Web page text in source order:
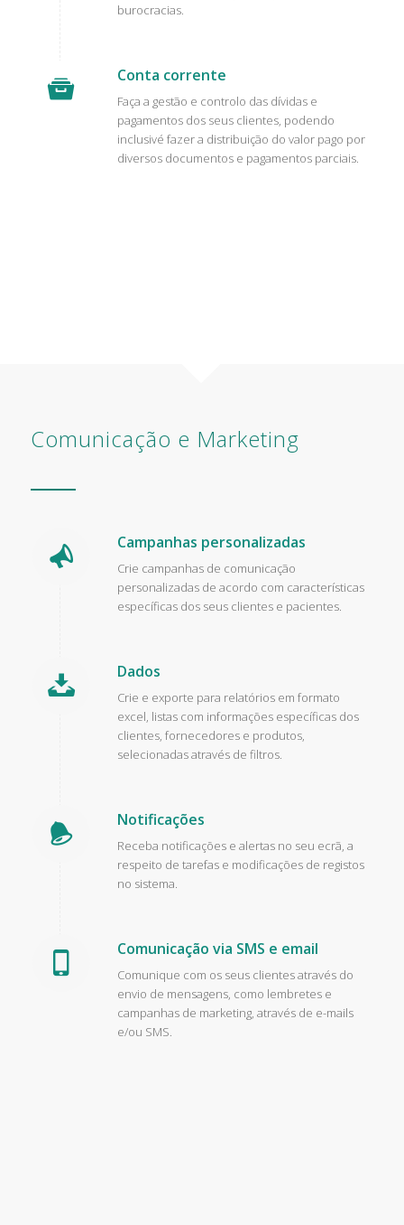
burocracias.
Conta corrente
Faça a gestão e controlo das dívidas e
pagamentos dos seus clientes, podendo
inclusivé fazer a distribuição do valor pago por
diversos documentos e pagamentos parciais.
Comunicação e Marketing
Campanhas personalizadas
Crie campanhas de comunicação
personalizadas de acordo com características
específicas dos seus clientes e pacientes.
Dados
Crie e exporte para relatórios em formato
excel, listas com informações específicas dos
clientes, fornecedores e produtos,
selecionadas através de filtros.
Notificações
Receba notificações e alertas no seu ecrã, a
respeito de tarefas e modificações de registos
no sistema.
Comunicação via SMS e email
Comunique com os seus clientes através do
envio de mensagens, como lembretes e
campanhas de marketing, através de e-mails
e/ou SMS.